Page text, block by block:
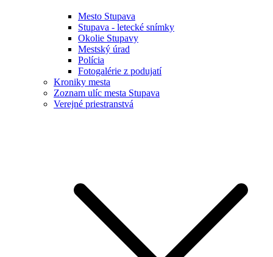
Mesto Stupava
Stupava - letecké snímky
Okolie Stupavy
Mestský úrad
Polícia
Fotogalérie z podujatí
Kroniky mesta
Zoznam ulíc mesta Stupava
Verejné priestranstvá